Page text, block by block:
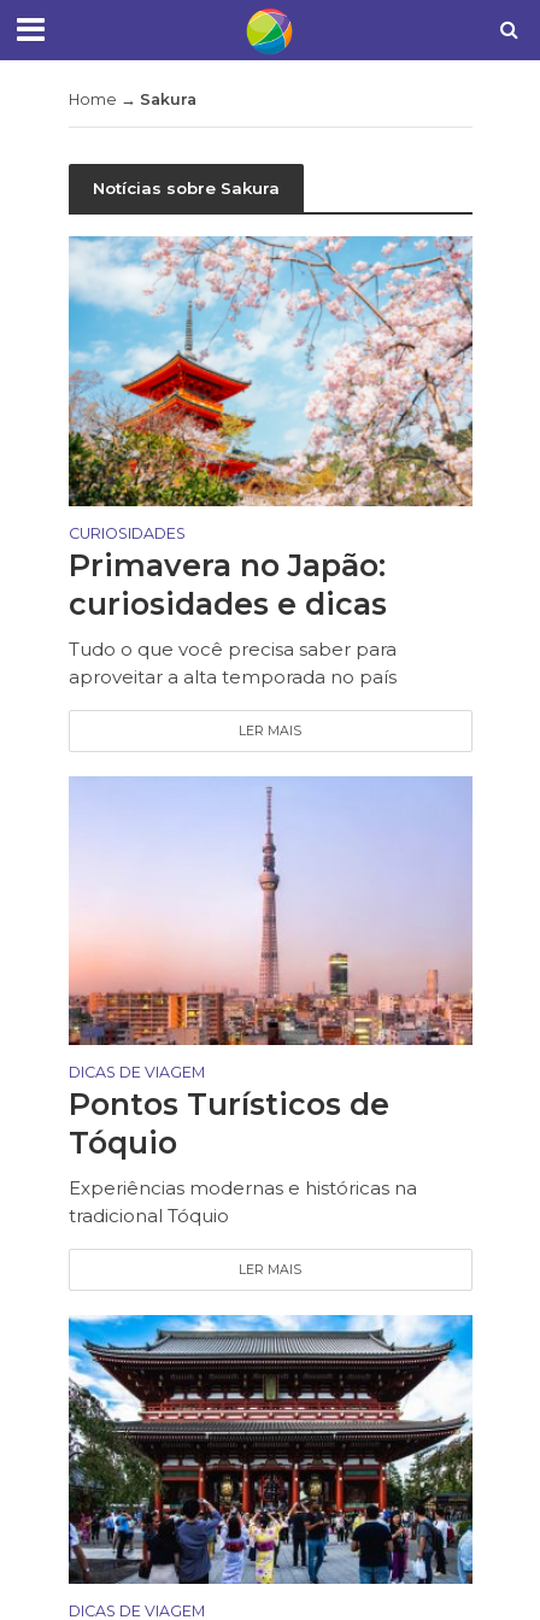
Home → Sakura
Notícias sobre Sakura
CURIOSIDADES
Primavera no Japão:
curiosidades e dicas
Tudo o que você precisa saber para
aproveitar a alta temporada no país
LER MAIS
DICAS DE VIAGEM
Pontos Turísticos de
Tóquio
Experiências modernas e históricas na
tradicional Tóquio
LER MAIS
DICAS DE VIAGEM